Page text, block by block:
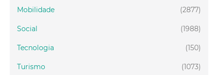
(2877)
Mobilidade
(1988)
Social
(150)
Tecnologia
(1073)
Turismo